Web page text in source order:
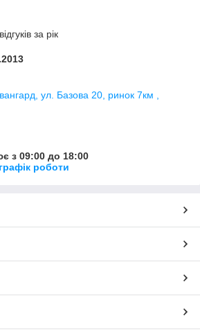
за рік
ул. Базова 20, ринок 7км ,
з 09:00 до 18:00
роботи